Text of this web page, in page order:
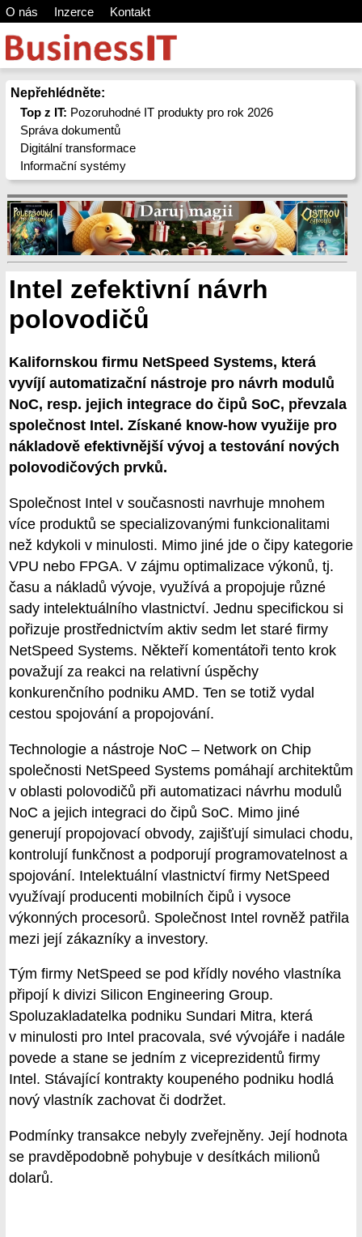
O nás Inzerce Kontakt
Nepřehlédněte:
Top z IT: Pozoruhodné IT produkty pro rok 2026
Správa dokumentů
Digitální transformace
Informační systémy
Intel zefektivní návrh
polovodičů
Kalifornskou firmu NetSpeed Systems, která
vyvíjí automatizační nástroje pro návrh modulů
NoC, resp. jejich integrace do čipů SoC, převzala
společnost Intel. Získané know-how využije pro
nákladově efektivnější vývoj a testování nových
polovodičových prvků.
Společnost Intel v současnosti navrhuje mnohem
více produktů se specializovanými funkcionalitami
než kdykoli v minulosti. Mimo jiné jde o čipy kategorie
VPU nebo FPGA. V zájmu optimalizace výkonů, tj.
času a nákladů vývoje, využívá a propojuje různé
sady intelektuálního vlastnictví. Jednu specifickou si
pořizuje prostřednictvím aktiv sedm let staré firmy
NetSpeed Systems. Někteří komentátoři tento krok
považují za reakci na relativní úspěchy
konkurenčního podniku AMD. Ten se totiž vydal
cestou spojování a propojování.
Technologie a nástroje NoC – Network on Chip
společnosti NetSpeed Systems pomáhají architektům
v oblasti polovodičů při automatizaci návrhu modulů
NoC a jejich integraci do čipů SoC. Mimo jiné
generují propojovací obvody, zajišťují simulaci chodu,
kontrolují funkčnost a podporují programovatelnost a
spojování. Intelektuální vlastnictví firmy NetSpeed
využívají producenti mobilních čipů i vysoce
výkonných procesorů. Společnost Intel rovněž patřila
mezi její zákazníky a investory.
Tým firmy NetSpeed se pod křídly nového vlastníka
připojí k divizi Silicon Engineering Group.
Spoluzakladatelka podniku Sundari Mitra, která
v minulosti pro Intel pracovala, své vývojáře i nadále
povede a stane se jedním z viceprezidentů firmy
Intel. Stávající kontrakty koupeného podniku hodlá
nový vlastník zachovat či dodržet.
Podmínky transakce nebyly zveřejněny. Její hodnota
se pravděpodobně pohybuje v desítkách milionů
dolarů.